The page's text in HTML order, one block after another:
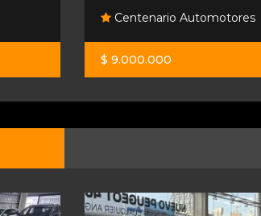
Centenario Automotores
$ 9.000.000